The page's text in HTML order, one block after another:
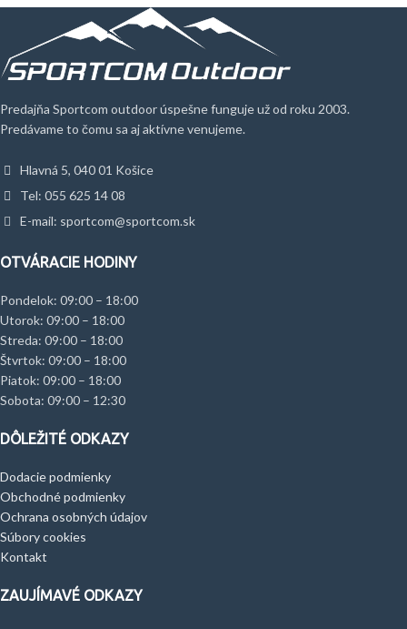
Predajňa Sportcom outdoor úspešne funguje už od roku 2003.
Predávame to čomu sa aj aktívne venujeme.
Hlavná 5, 040 01 Košice
Tel: 055 625 14 08
E-mail: sportcom@sportcom.sk
OTVÁRACIE HODINY
Pondelok: 09:00 – 18:00
Utorok: 09:00 – 18:00
Streda: 09:00 – 18:00
Štvrtok: 09:00 – 18:00
Piatok: 09:00 – 18:00
Sobota: 09:00 – 12:30
DÔLEŽITÉ ODKAZY
Dodacie podmienky
Obchodné podmienky
Ochrana osobných údajov
Súbory cookies
Kontakt
ZAUJÍMAVÉ ODKAZY